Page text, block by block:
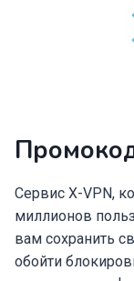
Сервис X-VPN,
миллионов
вам сохранить
обойти